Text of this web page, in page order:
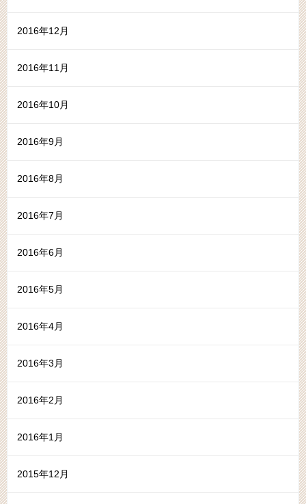
2016年12月
2016年11月
2016年10月
2016年9月
2016年8月
2016年7月
2016年6月
2016年5月
2016年4月
2016年3月
2016年2月
2016年1月
2015年12月